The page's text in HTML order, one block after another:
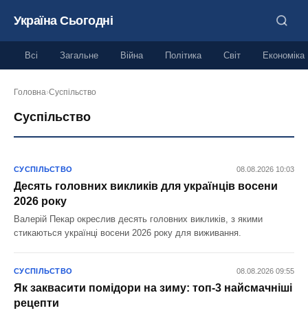
Україна Сьогодні
Всі Загальне Війна Політика Світ Економіка
Головна›Суспільство
Суспільство
СУСПІЛЬСТВО 08.08.2026 10:03
Десять головних викликів для українців восени
2026 року
Валерій Пекар окреслив десять головних викликів, з якими
стикаються українці восени 2026 року для виживання.
СУСПІЛЬСТВО 08.08.2026 09:55
Як заквасити помідори на зиму: топ-3 найсмачніші
рецепти